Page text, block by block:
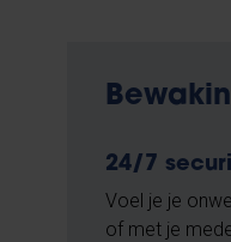
24/7
Voel je je
of met je